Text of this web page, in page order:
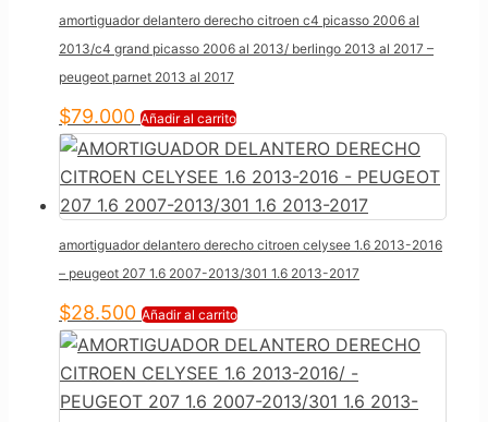
amortiguador delantero derecho citroen c4 picasso 2006 al
2013/c4 grand picasso 2006 al 2013/ berlingo 2013 al 2017 –
peugeot parnet 2013 al 2017
$79.000 Añadir al carrito
amortiguador delantero derecho citroen celysee 1.6 2013-2016
– peugeot 207 1.6 2007-2013/301 1.6 2013-2017
$28.500 Añadir al carrito